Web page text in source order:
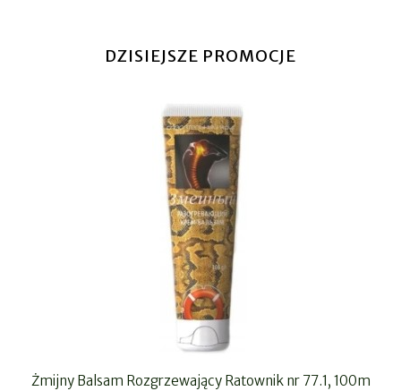
DZISIEJSZE PROMOCJE
Żmijny Balsam Rozgrzewający Ratownik nr 77.1, 100m